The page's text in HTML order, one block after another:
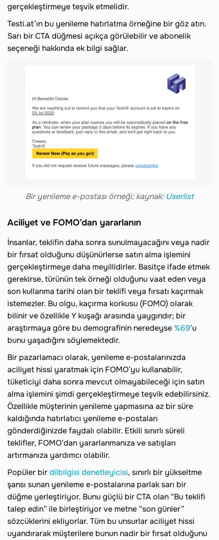
gerçekleştirmeye teşvik etmelidir.
Testi.at’ın bu yenileme hatırlatma örneğine bir göz atın.
Sarı bir CTA düğmesi açıkça görülebilir ve abonelik
seçeneği hakkında ek bilgi sağlar.
Bir yenileme e-postası örneği; kaynak: Userlist
Aciliyet ve FOMO’dan yararlanın
İnsanlar, teklifin daha sonra sunulmayacağını veya nadir
bir fırsat olduğunu düşünürlerse satın alma işlemini
gerçekleştirmeye daha meyillidirler. Basitçe ifade etmek
gerekirse, türünün tek örneği olduğunu vaat eden veya
son kullanma tarihi olan bir teklifi veya fırsatı kaçırmak
istemezler. Bu olgu, kaçırma korkusu (FOMO) olarak
bilinir ve özellikle Y kuşağı arasında yaygındır; bir
araştırmaya göre bu demografinin neredeyse %69‘u
bunu yaşadığını söylemektedir.
Bir pazarlamacı olarak, yenileme e-postalarınızda
aciliyet hissi yaratmak için FOMO’yu kullanabilir,
tüketiciyi daha sonra mevcut olmayabileceği için satın
alma işlemini şimdi gerçekleştirmeye teşvik edebilirsiniz.
Özellikle müşterinin yenileme yapmasına az bir süre
kaldığında hatırlatıcı yenileme e-postaları
gönderdiğinizde faydalı olabilir. Etkili sınırlı süreli
teklifler, FOMO’dan yararlanmanıza ve satışları
artırmanıza yardımcı olabilir.
Popüler birdilbilgisi denetleyicisi, sınırlı bir yükseltme
şansı sunan yenileme e-postalarına parlak sarı bir
düğme yerleştiriyor. Bunu güçlü bir CTA olan “Bu teklifi
talep edin” ile birleştiriyor ve metne “son günler”
sözcüklerini ekliyorlar. Tüm bu unsurlar aciliyet hissi
uyandırarak müşterilere bunun nadir bir fırsat olduğunu